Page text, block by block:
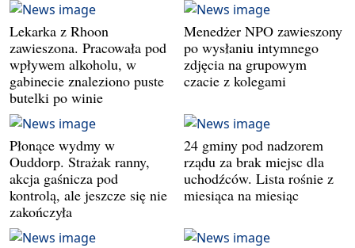
Lekarka z Rhoon
zawieszona. Pracowała pod
wpływem alkoholu, w
gabinecie znaleziono puste
butelki po winie
Menedżer NPO zawieszony
po wysłaniu intymnego
zdjęcia na grupowym
czacie z kolegami
Płonące wydmy w
Ouddorp. Strażak ranny,
akcja gaśnicza pod
kontrolą, ale jeszcze się nie
zakończyła
24 gminy pod nadzorem
rządu za brak miejsc dla
uchodźców. Lista rośnie z
miesiąca na miesiąc